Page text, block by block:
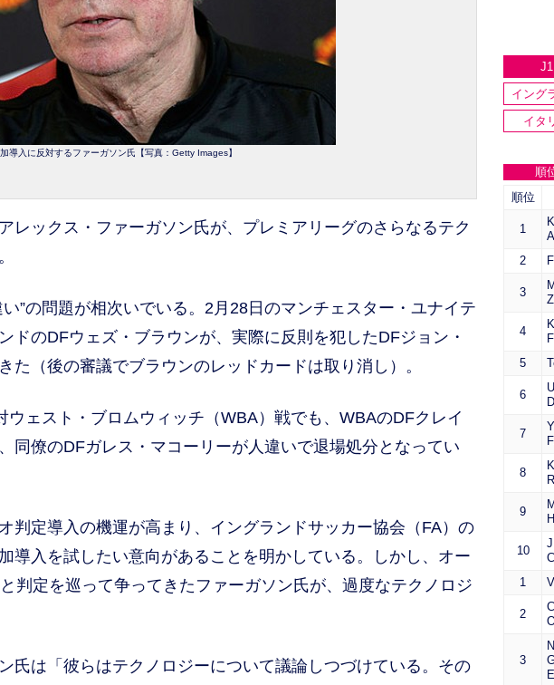
導入に反対するファーガソン氏【写真：Getty Images】
ックス・ファーガソン氏が、プレミアリーグのさらなるテク
”の問題が相次いでいる。2月28日のマンチェスター・ユナイテ
ドのDFウェズ・ブラウンが、実際に反則を犯したDFジョン・
た（後の審議でブラウンのレッドカードは取り消し）。
ェスト・ブロムウィッチ（WBA）戦でも、WBAのDFクレイ
同僚のDFガレス・マコーリーが人違いで退場処分となってい
定導入の機運が高まり、イングランドサッカー協会（FA）の
導入を試したい意向があることを明かしている。しかし、オー
判定を巡って争ってきたファーガソン氏が、過度なテクノロジ
は「彼らはテクノロジーについて議論しつづけている。その
J1
イング
イタ
順
順位
1
2
3
4
5
6
7
8
9
10
1
2
3